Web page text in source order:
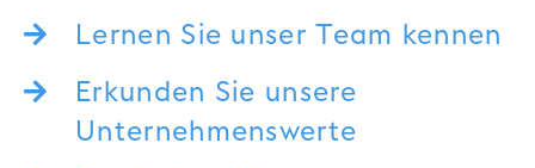
Lernen Sie unser Team kennen
Erkunden Sie unsere
Unternehmenswerte